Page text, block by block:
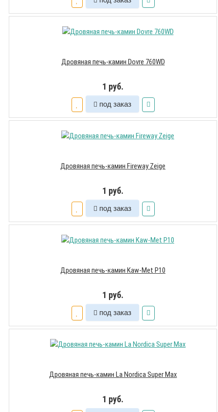
Дровяная печь-камин Dovre 760WD
1 руб.
под заказ
Дровяная печь-камин Fireway Zeige
1 руб.
под заказ
Дровяная печь-камин Kaw-Met P10
1 руб.
под заказ
Дровяная печь-камин La Nordica Super Max
1 руб.